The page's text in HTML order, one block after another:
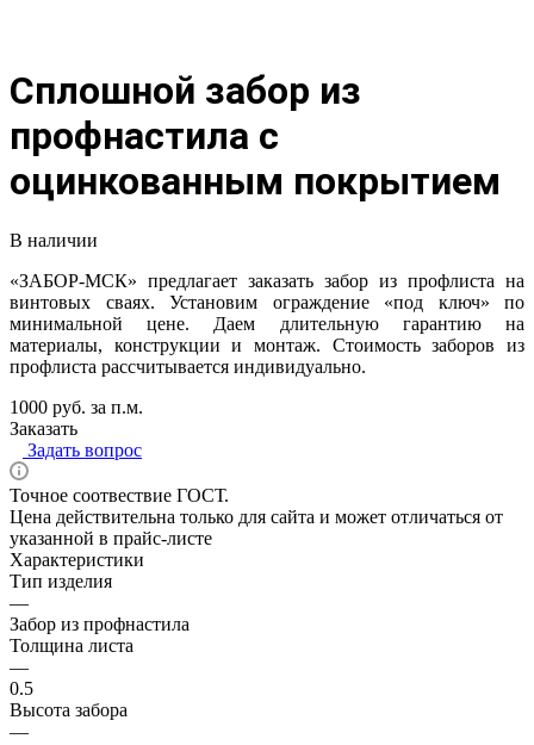
Сплошной забор из
профнастила с
оцинкованным покрытием
В наличии
«ЗАБОР-МСК» предлагает заказать забор из профлиста на
винтовых сваях. Установим ограждение «под ключ» по
минимальной цене. Даем длительную гарантию на
материалы, конструкции и монтаж. Стоимость заборов из
профлиста рассчитывается индивидуально.
1000 руб. за п.м.
Заказать
Задать вопрос
Точное соотвествие ГОСТ.
Цена действительна только для сайта и может отличаться от
указанной в прайс-листе
Характеристики
Тип изделия
—
Забор из профнастила
Толщина листа
—
0.5
Высота забора
—